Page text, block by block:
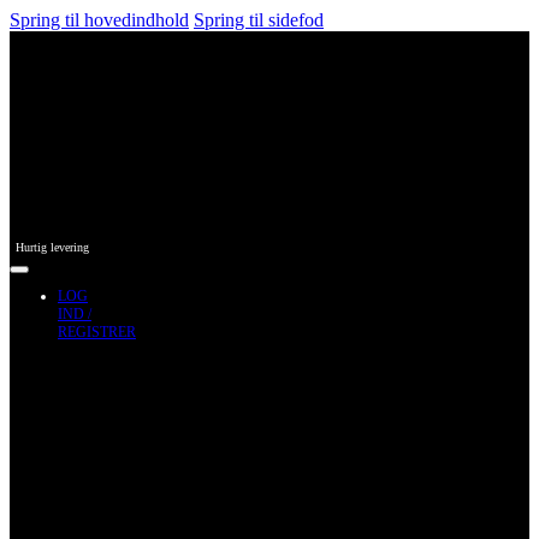
Spring til hovedindhold Spring til sidefod
Hurtig levering
LOG
IND /
REGISTRER